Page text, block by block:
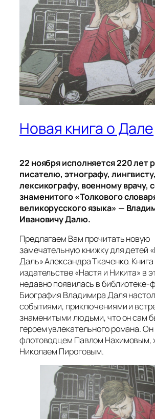
Новая книга о Дале
22 ноября исполняется 220 лет
писателю, этнографу, лингвисту,
лексикографу, военному врачу,
знаменитого «Толкового
великорусского языка» —
Ивановичу Далю.
Предлагаем Вам прочитать новую
замечательную книжку для детей
Даль» Александра Ткаченко. Книга
издательстве «Настя и Никита» в
недавно появилась в
Биография Владимира Даля
событиями, приключениями и
знаменитыми людьми, что он сам
героем увлекательного романа.
флотоводцем Павлом Нахимовым,
Николаем Пироговым.